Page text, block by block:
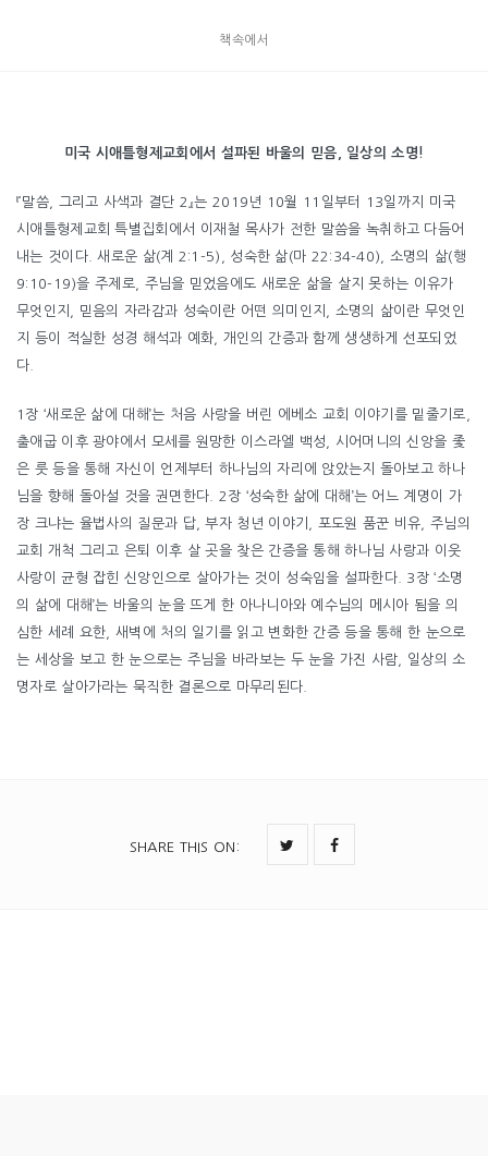
책속에서
미국 시애틀형제교회에서 설파된 바울의 믿음, 일상의 소명!
『말씀, 그리고 사색과 결단 2』는 2019년 10월 11일부터 13일까지 미국
시애틀형제교회 특별집회에서 이재철 목사가 전한 말씀을 녹취하고 다듬어
내는 것이다. 새로운 삶(계 2:1-5), 성숙한 삶(마 22:34-40), 소명의 삶(행
9:10-19)을 주제로, 주님을 믿었음에도 새로운 삶을 살지 못하는 이유가
무엇인지, 믿음의 자라감과 성숙이란 어떤 의미인지, 소명의 삶이란 무엇인
지 등이 적실한 성경 해석과 예화, 개인의 간증과 함께 생생하게 선포되었
다.
1장 ‘새로운 삶에 대해’는 처음 사랑을 버린 에베소 교회 이야기를 밑줄기로,
출애굽 이후 광야에서 모세를 원망한 이스라엘 백성, 시어머니의 신앙을 좇
은 룻 등을 통해 자신이 언제부터 하나님의 자리에 앉았는지 돌아보고 하나
님을 향해 돌아설 것을 권면한다. 2장 ‘성숙한 삶에 대해’는 어느 계명이 가
장 크냐는 율법사의 질문과 답, 부자 청년 이야기, 포도원 품꾼 비유, 주님의
교회 개척 그리고 은퇴 이후 살 곳을 찾은 간증을 통해 하나님 사랑과 이웃
사랑이 균형 잡힌 신앙인으로 살아가는 것이 성숙임을 설파한다. 3장 ‘소명
의 삶에 대해’는 바울의 눈을 뜨게 한 아나니아와 예수님의 메시아 됨을 의
심한 세례 요한, 새벽에 처의 일기를 읽고 변화한 간증 등을 통해 한 눈으로
는 세상을 보고 한 눈으로는 주님을 바라보는 두 눈을 가진 사람, 일상의 소
명자로 살아가라는 묵직한 결론으로 마무리된다.
SHARE THIS ON :